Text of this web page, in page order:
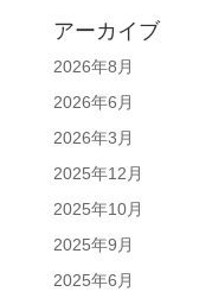
アーカイブ
2026年8月
2026年6月
2026年3月
2025年12月
2025年10月
2025年9月
2025年6月